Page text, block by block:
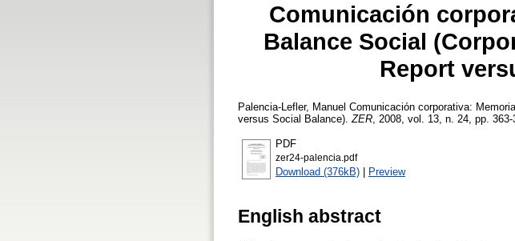
Comunicación
Balance Social
Report
Palencia-Lefler, Manuel Comunicación corporativa:
versus Social Balance). ZER , 2008, vol. 13, n. 24, pp.
PDF
zer24-palencia.pdf
Download (376kB) | Preview
English abstract